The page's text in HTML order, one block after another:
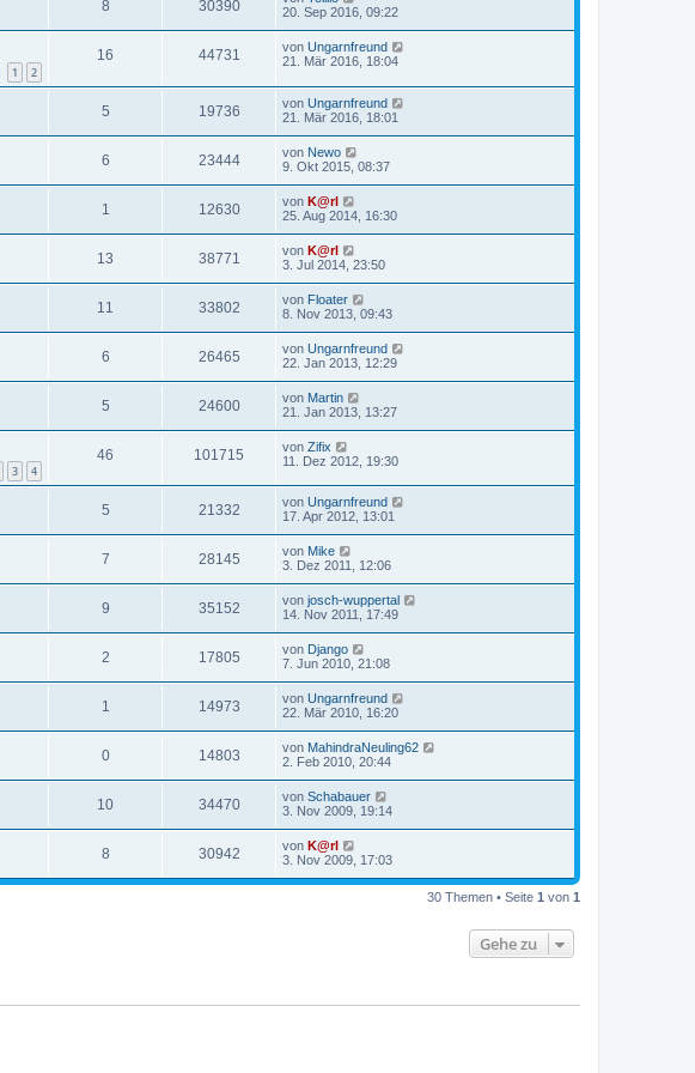
8 30390
20. Sep 2016, 09:22
1 2
16 44731 von Ungarnfreund
21. Mär 2016, 18:04
5 19736 von Ungarnfreund
21. Mär 2016, 18:01
6 23444 von Newo
9. Okt 2015, 08:37
1 12630 von K@rl
25. Aug 2014, 16:30
13 38771 von K@rl
3. Jul 2014, 23:50
11 33802 von Floater
8. Nov 2013, 09:43
6 26465 von Ungarnfreund
22. Jan 2013, 12:29
5 24600 von Martin
21. Jan 2013, 13:27
3 4
46 101715 von Zifix
11. Dez 2012, 19:30
5 21332 von Ungarnfreund
17. Apr 2012, 13:01
7 28145 von Mike
3. Dez 2011, 12:06
9 35152 von josch-wuppertal
14. Nov 2011, 17:49
2 17805 von Django
7. Jun 2010, 21:08
1 14973 von Ungarnfreund
22. Mär 2010, 16:20
0 14803 von MahindraNeuling62
2. Feb 2010, 20:44
10 34470 von Schabauer
3. Nov 2009, 19:14
8 30942 von K@rl
3. Nov 2009, 17:03
30 Themen • Seite 1 von 1
Gehe zu